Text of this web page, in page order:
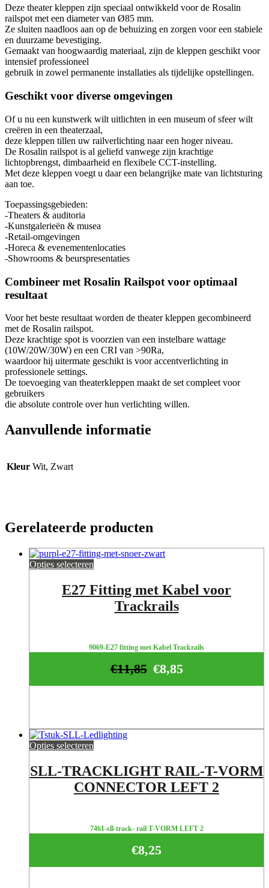
Deze theater kleppen zijn speciaal ontwikkeld voor de Rosalin
railspot met een diameter van Ø85 mm.
Ze sluiten naadloos aan op de behuizing en zorgen voor een stabiele
en duurzame bevestiging.
Gemaakt van hoogwaardig materiaal, zijn de kleppen geschikt voor
intensief professioneel
gebruik in zowel permanente installaties als tijdelijke opstellingen.
Geschikt voor diverse omgevingen
Of u nu een kunstwerk wilt uitlichten in een museum of sfeer wilt
creëren in een theaterzaal,
deze kleppen tillen uw railverlichting naar een hoger niveau.
De Rosalin railspot is al geliefd vanwege zijn krachtige
lichtopbrengst, dimbaarheid en flexibele CCT-instelling.
Met deze kleppen voegt u daar een belangrijke mate van lichtsturing
aan toe.
Toepassingsgebieden:
-Theaters & auditoria
-Kunstgalerieën & musea
-Retail-omgevingen
-Horeca & evenementenlocaties
-Showrooms & beurspresentaties
Combineer met Rosalin Railspot voor optimaal
resultaat
Voor het beste resultaat worden de theater kleppen gecombineerd
met de Rosalin railspot.
Deze krachtige spot is voorzien van een instelbare wattage
(10W/20W/30W) en een CRI van >90Ra,
waardoor hij uitermate geschikt is voor accentverlichting in
professionele settings.
De toevoeging van theaterkleppen maakt de set compleet voor
gebruikers
die absolute controle over hun verlichting willen.
Aanvullende informatie
Kleur Wit, Zwart
Gerelateerde producten
Opties selecteren
E27 Fitting met Kabel voor
Trackrails
9069-E27 fitting met Kabel Trackrails
€8,85
€11,85
Opties selecteren
SLL-TRACKLIGHT RAIL-T-VORM
CONNECTOR LEFT 2
7461-sll-track- rail T-VORM LEFT 2
€8,25